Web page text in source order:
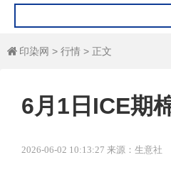
 印染网 > 行情 > 正文
6月1日ICE期
2026-06-02 10:13:27 来源：生意社